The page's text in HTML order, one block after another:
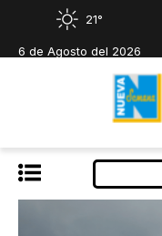
21°
6 de Agosto del 2026